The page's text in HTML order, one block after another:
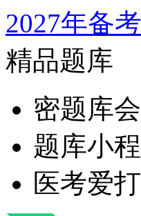
2027年备
精品题库
密题库
题库小
医考爱